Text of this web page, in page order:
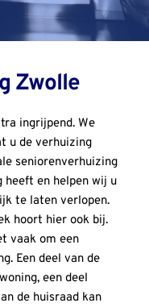
Zwolle
ingrijpend. We
u de verhuizing
seniorenverhuizing
heeft en helpen wij u
te laten verlopen.
hoort hier ook bij.
vaak om een
Een deel van de
een deel
de huisraad kan